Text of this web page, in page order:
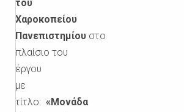
του
Χαροκοπείου
Πανεπιστημίου στο
πλαίσιο του
έργου
με
τίτλο: «Μονάδα